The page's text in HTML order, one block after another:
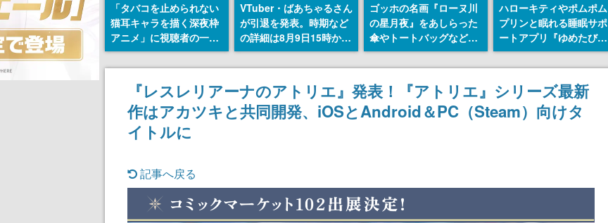
「タバコを止められない
猫耳キャラを描く深夜枠
アニメ」に視聴者の一部
から批判意見。違法薬物
の使用と思しき描写も含
めて、BPOが議論を交わ
VTuber・ばあちゃるさん
が引退を発表。時期など
の詳細は8月9日15時から
の配信で説明
ゴッホの名画『ローヌ川
の星月夜』をあしらった
傘やトートバッグなどが
登場。8月7日21時より2
日間限定で予約販売
ハローキティやポムポム
プリンと眠れる睡眠サポ
ートアプリ『ゆめたび』
が配信中。キャラごとの
ASMRや目覚ましアラー
ムも搭載
『レスレリアーナのアトリエ』発表！『アトリエ』シリーズ最新
作はアカツキと共同開発、iOSとAndroid＆PC（Steam）向けタ
イトルに
記事へ戻る